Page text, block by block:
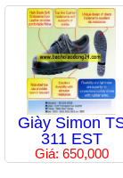
Giày Simon
311 EST
Giá: 650,000